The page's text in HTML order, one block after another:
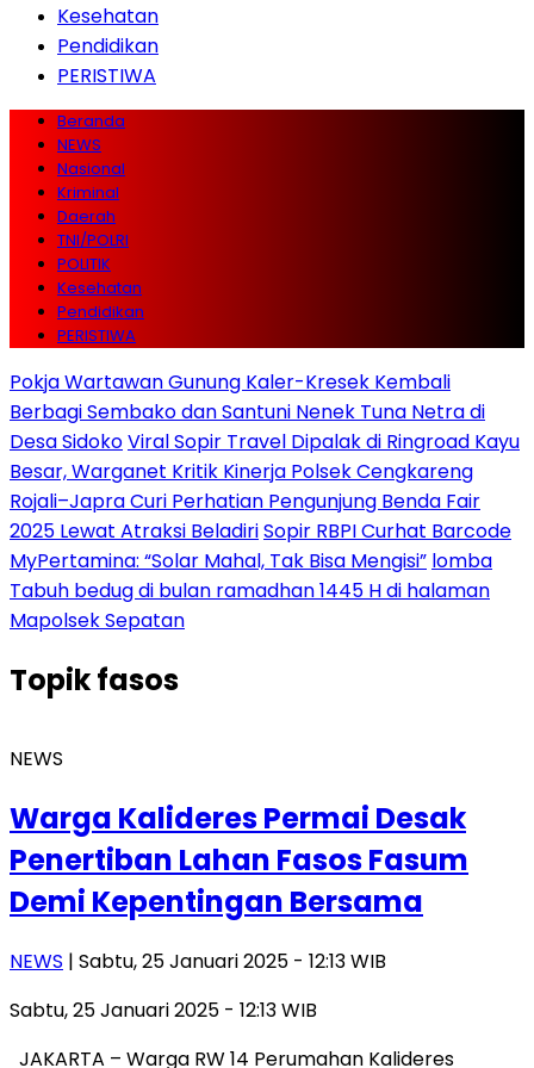
Kesehatan
Pendidikan
PERISTIWA
Beranda
NEWS
Nasional
Kriminal
Daerah
TNI/POLRI
POLITIK
Kesehatan
Pendidikan
PERISTIWA
Pokja Wartawan Gunung Kaler-Kresek Kembali
Berbagi Sembako dan Santuni Nenek Tuna Netra di
Desa SidokoViral Sopir Travel Dipalak di Ringroad Kayu
Besar, Warganet Kritik Kinerja Polsek Cengkareng
Rojali–Japra Curi Perhatian Pengunjung Benda Fair
2025 Lewat Atraksi BeladiriSopir RBPI Curhat Barcode
MyPertamina: “Solar Mahal, Tak Bisa Mengisi” lomba
Tabuh bedug di bulan ramadhan 1445 H di halaman
Mapolsek Sepatan
Topikfasos
NEWS
Warga Kalideres Permai Desak
Penertiban Lahan Fasos Fasum
Demi Kepentingan Bersama
NEWS | Sabtu, 25 Januari 2025 - 12:13 WIB
Sabtu, 25 Januari 2025 - 12:13 WIB
JAKARTA – Warga RW 14 Perumahan Kalideres